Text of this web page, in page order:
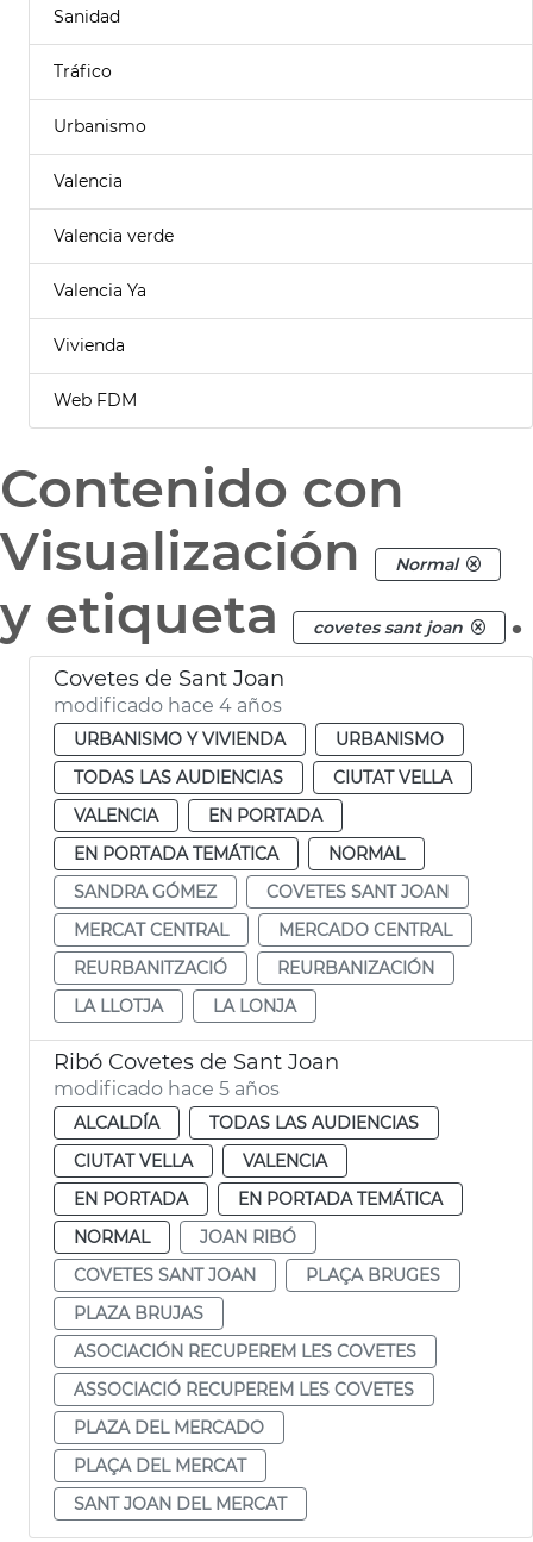
Sanidad
Tráfico
Urbanismo
Valencia
Valencia verde
Valencia Ya
Vivienda
Web FDM
Contenido con
Visualización
Normal
y etiqueta covetes sant joan .
Covetes de Sant Joan
modificado hace 4 años
URBANISMO Y VIVIENDA
URBANISMO
TODAS LAS AUDIENCIAS
CIUTAT VELLA
VALENCIA
EN PORTADA
EN PORTADA TEMÁTICA
NORMAL
SANDRA GÓMEZ
COVETES SANT JOAN
MERCAT CENTRAL
MERCADO CENTRAL
REURBANITZACIÓ
REURBANIZACIÓN
LA LLOTJA
LA LONJA
Ribó Covetes de Sant Joan
modificado hace 5 años
ALCALDÍA
TODAS LAS AUDIENCIAS
CIUTAT VELLA
VALENCIA
EN PORTADA
EN PORTADA TEMÁTICA
NORMAL
JOAN RIBÓ
COVETES SANT JOAN
PLAÇA BRUGES
PLAZA BRUJAS
ASOCIACIÓN RECUPEREM LES COVETES
ASSOCIACIÓ RECUPEREM LES COVETES
PLAZA DEL MERCADO
PLAÇA DEL MERCAT
SANT JOAN DEL MERCAT